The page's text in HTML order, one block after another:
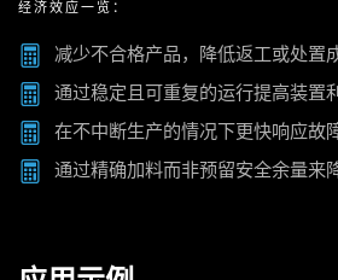
经济效应一览：
减少不合格产品，降低返工或处置
通过稳定且可重复的运行提高装置
在不中断生产的情况下更快响应故
通过精确加料而非预留安全余量来